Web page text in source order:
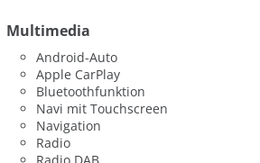
Multimedia
Android-Auto
Apple CarPlay
Bluetoothfunktion
Navi mit Touchscreen
Navigation
Radio